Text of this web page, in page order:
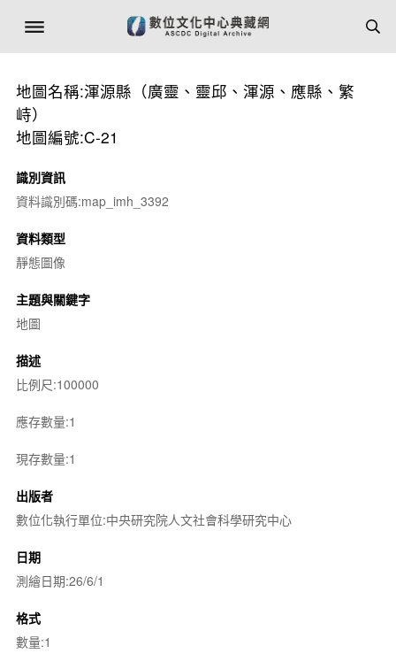
地圖名稱:渾源縣（廣靈、靈邱、渾源、應縣、繁
峙）
地圖編號:C-21
識別資訊
資料識別碼:map_imh_3392
資料類型
靜態圖像
主題與關鍵字
地圖
描述
比例尺:100000
應存數量:1
現存數量:1
出版者
數位化執行單位:中央研究院人文社會科學研究中心
日期
測繪日期:26/6/1
格式
數量:1